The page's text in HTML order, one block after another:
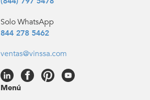
Solo WhatsApp
844 278 5462
ventas@vinssa.com
Menú